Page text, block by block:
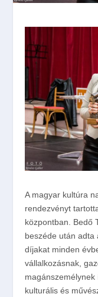
A magyar kultúra
rendezvényt
központban. Bedő
beszéde után adta
díjakat minden
vállalkozásnak,
kulturális és